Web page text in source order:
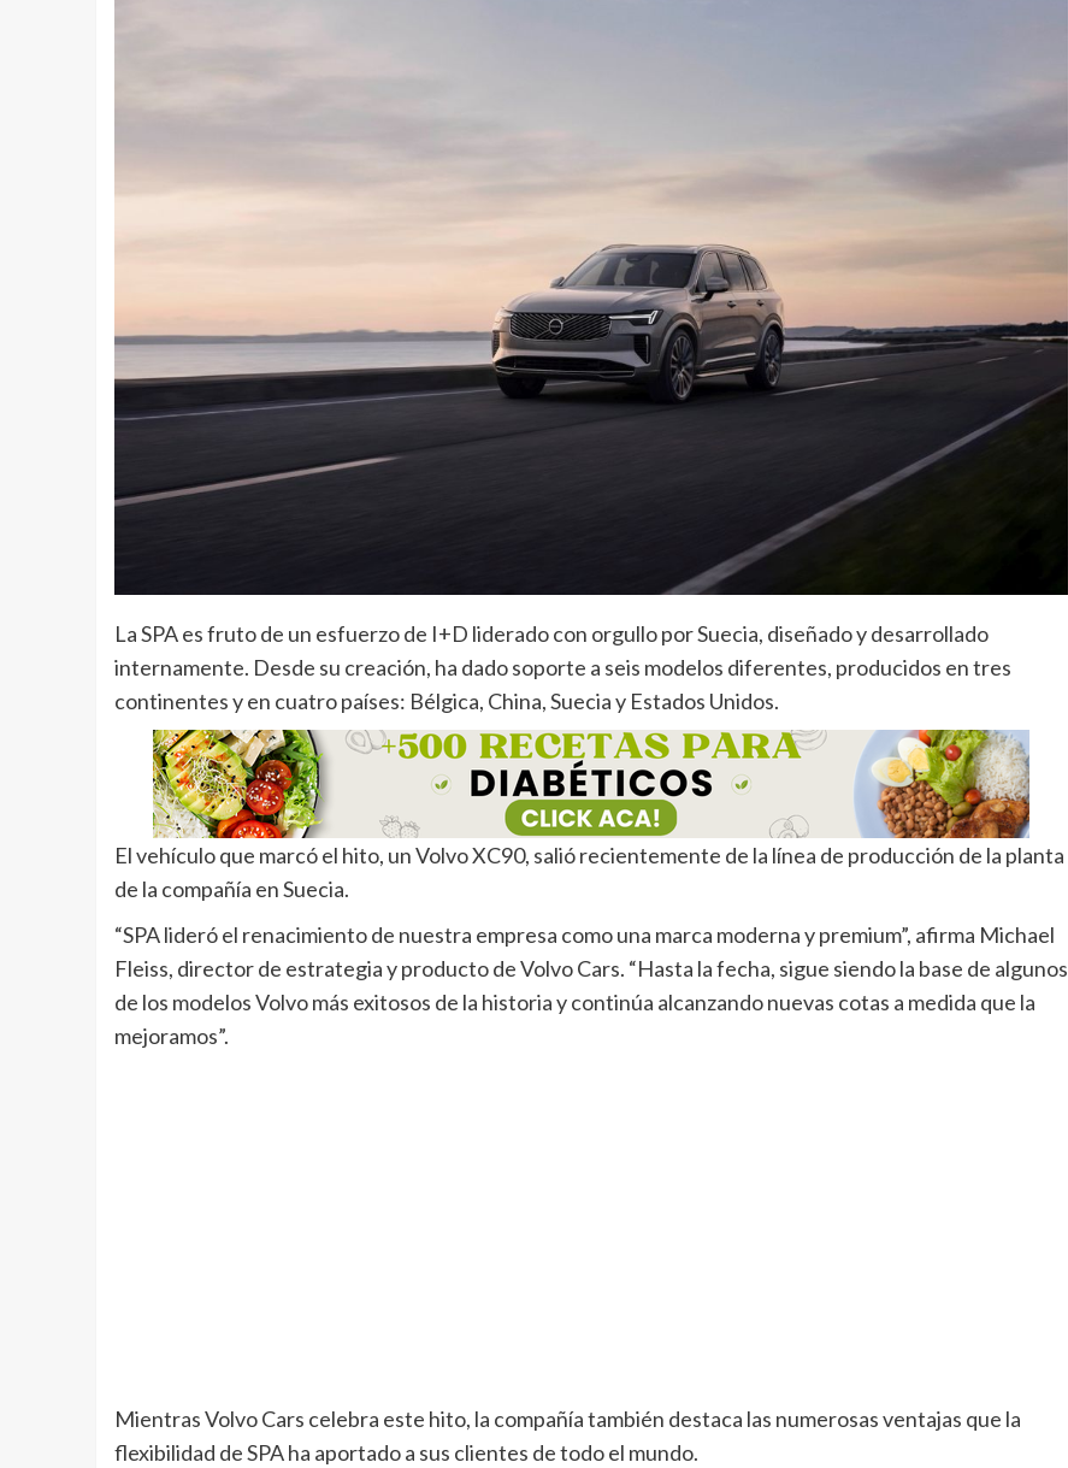
La SPA es fruto de un esfuerzo de I+D liderado con orgullo por Suecia, diseñado y desarrollado
internamente. Desde su creación, ha dado soporte a seis modelos diferentes, producidos en tres
continentes y en cuatro países: Bélgica, China, Suecia y Estados Unidos.
El vehículo que marcó el hito, un Volvo XC90, salió recientemente de la línea de producción de la planta
de la compañía en Suecia.
“SPA lideró el renacimiento de nuestra empresa como una marca moderna y premium”, afirma Michael
Fleiss, director de estrategia y producto de Volvo Cars. “Hasta la fecha, sigue siendo la base de algunos
de los modelos Volvo más exitosos de la historia y continúa alcanzando nuevas cotas a medida que la
mejoramos”.
Mientras Volvo Cars celebra este hito, la compañía también destaca las numerosas ventajas que la
flexibilidad de SPA ha aportado a sus clientes de todo el mundo.